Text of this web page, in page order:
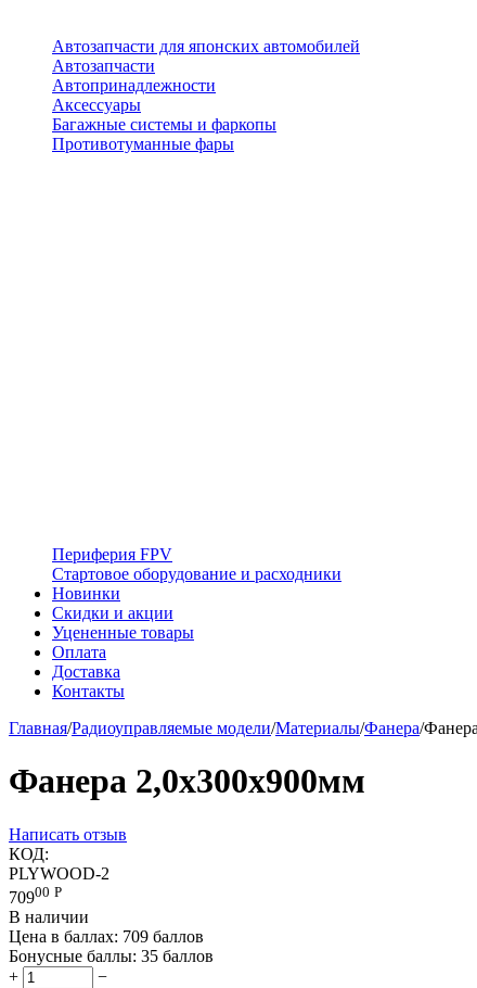
Автозапчасти для японских автомобилей
Автозапчасти
Автопринадлежности
Аксессуары
Багажные системы и фаркопы
Противотуманные фары
Периферия FPV
Стартовое оборудование и расходники
Новинки
Скидки и акции
Уцененные товары
Оплата
Доставка
Контакты
Главная/Радиоуправляемые модели/Материалы/Фанера/
Фанера 2,0x300x900мм
Написать отзыв
КОД:
PLYWOOD-2
70900 Р
В наличии
Цена в баллах: 709 баллов
Бонусные баллы: 35 баллов
+
−